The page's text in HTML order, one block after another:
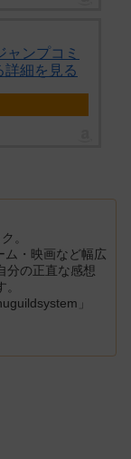
ャンプコミ
詳細を見る
。
・映画など幅広
分の正直な感想
」